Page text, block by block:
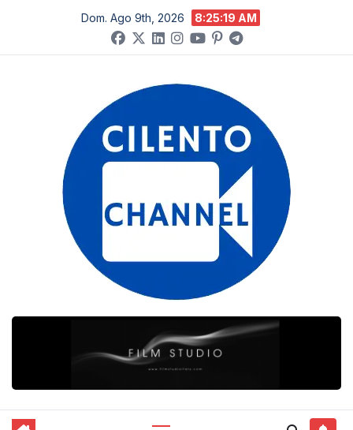
contenuto
Dom. Ago 9th, 2026 8:25:20 AM